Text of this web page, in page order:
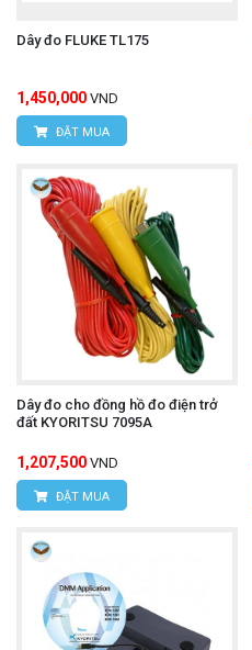
Dây đo FLUKE TL175
1,450,000 VND
ĐẶT MUA
Dây đo cho đồng hồ đo điện trở
đất KYORITSU 7095A
1,207,500 VND
ĐẶT MUA